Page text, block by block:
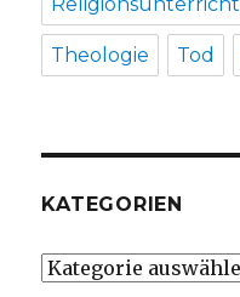
Theologie Tod
KATEGORIEN
Kategorien